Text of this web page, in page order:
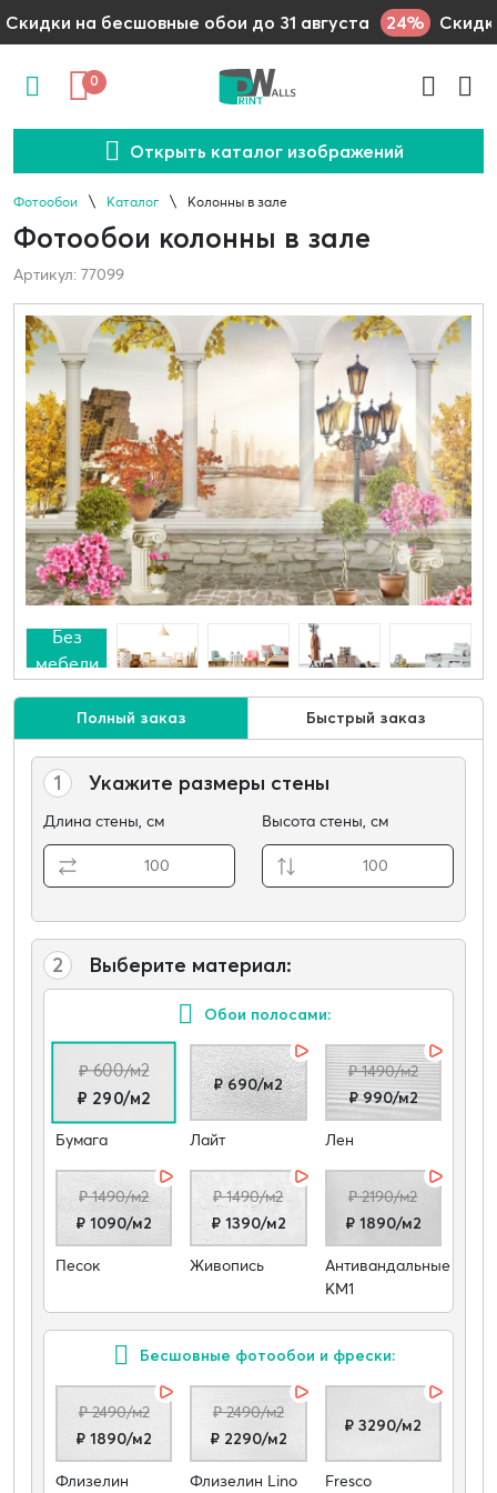
Скидки на бесшовные обои до 31 августа 24%
0
Открыть каталог изображений
Фотообои Каталог Колонны в зале
Фотообои колонны в зале
Артикул: 77099
Без
мебели
Полный заказ Быстрый заказ
1 Укажите размеры стены
Длина стены, см Высота стены, см
2 Выберите материал:
Обои полосами:
₽ 600/м2
₽ 290/м2
Бумага
₽ 690/м2
Лайт
₽ 1490/м2
₽ 990/м2
Лен
₽ 1490/м2
₽ 1090/м2
Песок
₽ 1490/м2
₽ 1390/м2
Живопись
₽ 2190/м2
₽ 1890/м2
Антивандальные
КМ1
Бесшовные фотообои и фрески:
₽ 2490/м2
₽ 1890/м2
Флизелин
₽ 2490/м2
₽ 2290/м2
Флизелин Lino
₽ 3290/м2
Fresco